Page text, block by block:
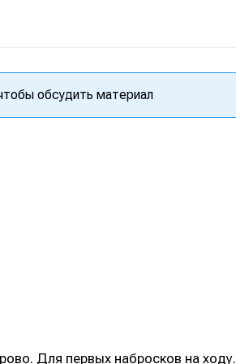
обсудить материал
Для первых набросков на ходу.